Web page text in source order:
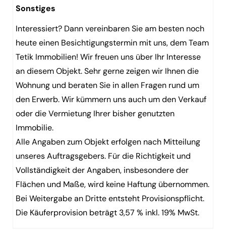
Sonstiges
Interessiert? Dann vereinbaren Sie am besten noch
heute einen Besichtigungstermin mit uns, dem Team
Tetik Immobilien! Wir freuen uns über Ihr Interesse
an diesem Objekt. Sehr gerne zeigen wir Ihnen die
Wohnung und beraten Sie in allen Fragen rund um
den Erwerb. Wir kümmern uns auch um den Verkauf
oder die Vermietung Ihrer bisher genutzten
Immobilie.
Alle Angaben zum Objekt erfolgen nach Mitteilung
unseres Auftragsgebers. Für die Richtigkeit und
Vollständigkeit der Angaben, insbesondere der
Flächen und Maße, wird keine Haftung übernommen.
Bei Weitergabe an Dritte entsteht Provisionspflicht.
Die Käuferprovision beträgt 3,57 % inkl. 19% MwSt.